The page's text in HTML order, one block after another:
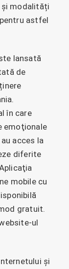
și modalități
astfel
lansată
de
în care
emoţionale
acces la
diferite
mobile cu
gratuit.
ul
și